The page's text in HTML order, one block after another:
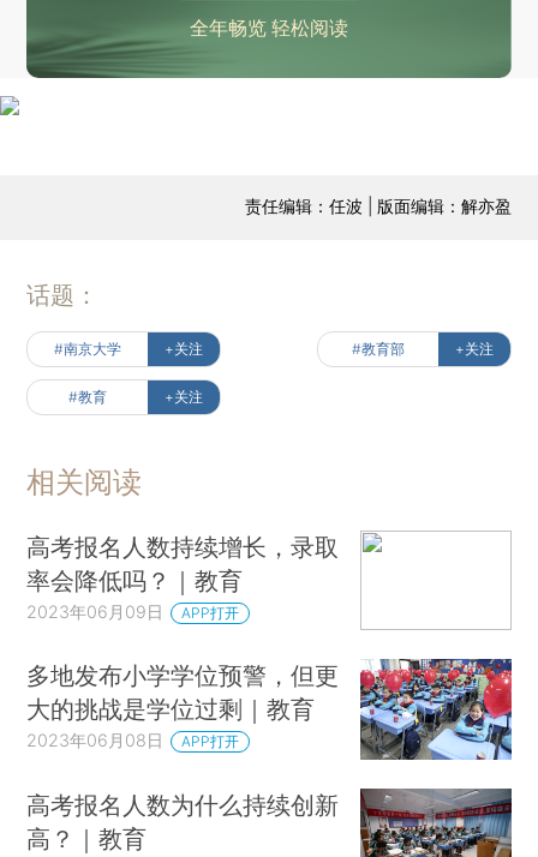
全年畅览 轻松阅读
责任编辑：任波 | 版面编辑：解亦盈
话题：
#南京大学 +关注 #教育部 +关注
#教育 +关注
相关阅读
高考报名人数持续增长，录取
率会降低吗？｜教育
2023年06月09日 APP打开
多地发布小学学位预警，但更
大的挑战是学位过剩｜教育
2023年06月08日 APP打开
高考报名人数为什么持续创新
高？｜教育